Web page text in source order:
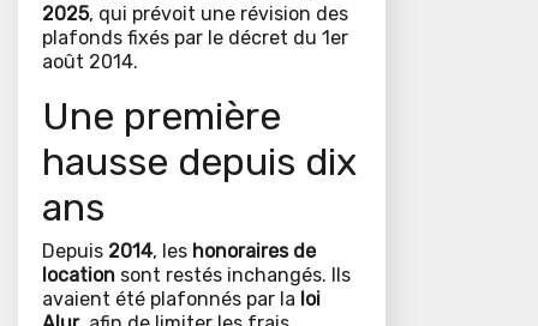
2025, qui prévoit une révision des
plafonds fixés par le décret du 1er
août 2014.
Une première
hausse depuis dix
ans
Depuis 2014, les honoraires de
location sont restés inchangés. Ils
avaient été plafonnés par la loi